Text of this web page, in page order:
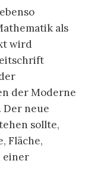
als
wird
der Moderne
Der neue
sollte,
Fläche,
einer